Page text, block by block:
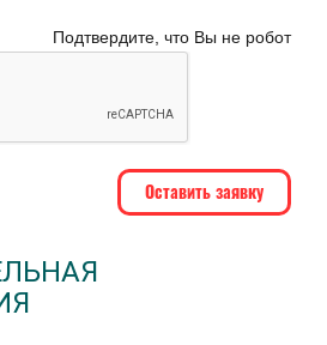
Подтвердите, что Вы не робот